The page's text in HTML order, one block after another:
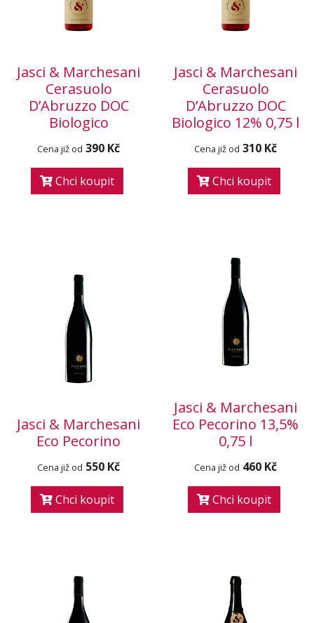
Jasci & Marchesani
Cerasuolo
D’Abruzzo DOC
Biologico
Cena již od 390 Kč
Chci koupit
Jasci & Marchesani
Cerasuolo
D’Abruzzo DOC
Biologico 12% 0,75 l
Cena již od 310 Kč
Chci koupit
Jasci & Marchesani
Eco Pecorino
Cena již od 550 Kč
Chci koupit
Jasci & Marchesani
Eco Pecorino 13,5%
0,75 l
Cena již od 460 Kč
Chci koupit